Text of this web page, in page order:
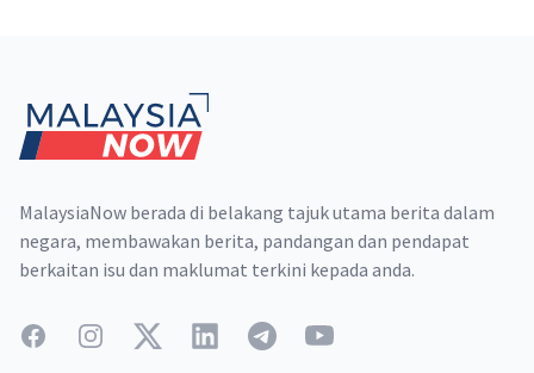
MalaysiaNow berada di belakang tajuk utama berita dalam
negara, membawakan berita, pandangan dan pendapat
berkaitan isu dan maklumat terkini kepada anda.
FacebookInstagramTwitterLinkedInTelegramYouTube